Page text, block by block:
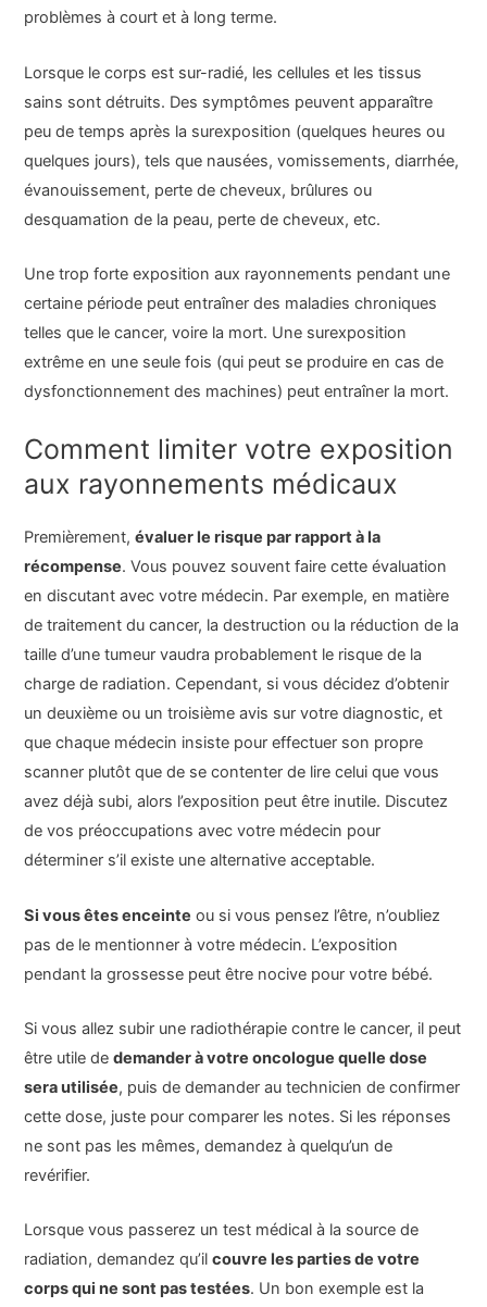
problèmes à court et à long terme.
Lorsque le corps est sur-radié, les cellules et les tissus
sains sont détruits. Des symptômes peuvent apparaître
peu de temps après la surexposition (quelques heures ou
quelques jours), tels que nausées, vomissements, diarrhée,
évanouissement, perte de cheveux, brûlures ou
desquamation de la peau, perte de cheveux, etc.
Une trop forte exposition aux rayonnements pendant une
certaine période peut entraîner des maladies chroniques
telles que le cancer, voire la mort. Une surexposition
extrême en une seule fois (qui peut se produire en cas de
dysfonctionnement des machines) peut entraîner la mort.
Comment limiter votre exposition
aux rayonnements médicaux
Premièrement,évaluer le risque par rapport à la
récompense. Vous pouvez souvent faire cette évaluation
en discutant avec votre médecin. Par exemple, en matière
de traitement du cancer, la destruction ou la réduction de la
taille d’une tumeur vaudra probablement le risque de la
charge de radiation. Cependant, si vous décidez d’obtenir
un deuxième ou un troisième avis sur votre diagnostic, et
que chaque médecin insiste pour effectuer son propre
scanner plutôt que de se contenter de lire celui que vous
avez déjà subi, alors l’exposition peut être inutile. Discutez
de vos préoccupations avec votre médecin pour
déterminer s’il existe une alternative acceptable.
Si vous êtes enceinte ou si vous pensez l’être, n’oubliez
pas de le mentionner à votre médecin. L’exposition
pendant la grossesse peut être nocive pour votre bébé.
Si vous allez subir une radiothérapie contre le cancer, il peut
être utile dedemander à votre oncologue quelle dose
sera utilisée, puis de demander au technicien de confirmer
cette dose, juste pour comparer les notes. Si les réponses
ne sont pas les mêmes, demandez à quelqu’un de
revérifier.
Lorsque vous passerez un test médical à la source de
radiation, demandez qu’ilcouvre les parties de votre
corps qui ne sont pas testées. Un bon exemple est la